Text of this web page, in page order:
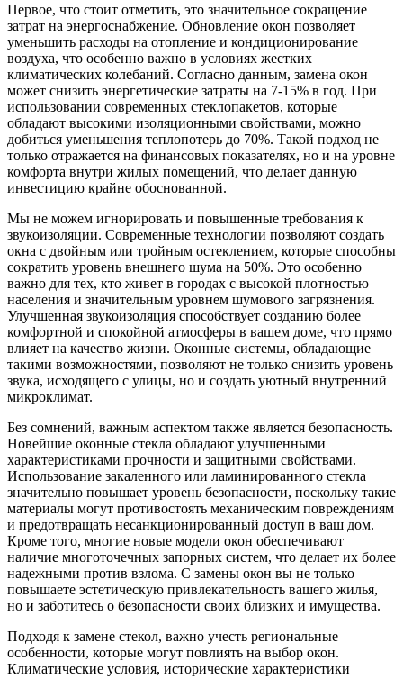
Первое, что стоит отметить, это значительное сокращение
затрат на энергоснабжение. Обновление окон позволяет
уменьшить расходы на отопление и кондиционирование
воздуха, что особенно важно в условиях жестких
климатических колебаний. Согласно данным, замена окон
может снизить энергетические затраты на 7-15% в год. При
использовании современных стеклопакетов, которые
обладают высокими изоляционными свойствами, можно
добиться уменьшения теплопотерь до 70%. Такой подход не
только отражается на финансовых показателях, но и на уровне
комфорта внутри жилых помещений, что делает данную
инвестицию крайне обоснованной.
Мы не можем игнорировать и повышенные требования к
звукоизоляции. Современные технологии позволяют создать
окна с двойным или тройным остеклением, которые способны
сократить уровень внешнего шума на 50%. Это особенно
важно для тех, кто живет в городах с высокой плотностью
населения и значительным уровнем шумового загрязнения.
Улучшенная звукоизоляция способствует созданию более
комфортной и спокойной атмосферы в вашем доме, что прямо
влияет на качество жизни. Оконные системы, обладающие
такими возможностями, позволяют не только снизить уровень
звука, исходящего с улицы, но и создать уютный внутренний
микроклимат.
Без сомнений, важным аспектом также является безопасность.
Новейшие оконные стекла обладают улучшенными
характеристиками прочности и защитными свойствами.
Использование закаленного или ламинированного стекла
значительно повышает уровень безопасности, поскольку такие
материалы могут противостоять механическим повреждениям
и предотвращать несанкционированный доступ в ваш дом.
Кроме того, многие новые модели окон обеспечивают
наличие многоточечных запорных систем, что делает их более
надежными против взлома. С замены окон вы не только
повышаете эстетическую привлекательность вашего жилья,
но и заботитесь о безопасности своих близких и имущества.
Подходя к замене стекол, важно учесть региональные
особенности, которые могут повлиять на выбор окон.
Климатические условия, исторические характеристики